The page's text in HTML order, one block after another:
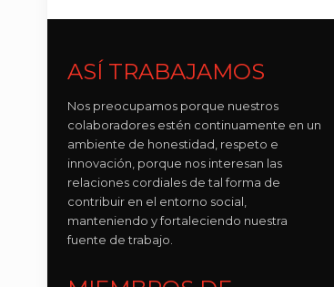
ASÍ TRABAJAMOS
Nos preocupamos porque nuestros
colaboradores estén continuamente en un
ambiente de honestidad, respeto e
innovación, porque nos interesan las
relaciones cordiales de tal forma de
contribuir en el entorno social,
manteniendo y fortaleciendo nuestra
fuente de trabajo.